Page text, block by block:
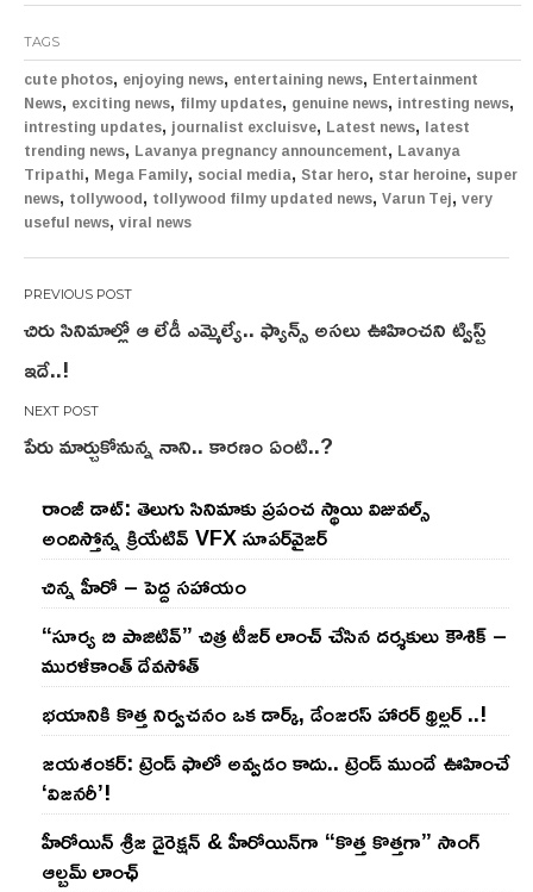
TAGS
cute photos, enjoying news, entertaining news, Entertainment
News, exciting news, filmy updates, genuine news, intresting news,
intresting updates, journalist excluisve, Latest news, latest
trending news, Lavanya pregnancy announcement, Lavanya
Tripathi, Mega Family, social media, Star hero, star heroine, super
news, tollywood, tollywood filmy updated news, Varun Tej, very
useful news, viral news
Post
navigation
చిరు సినిమాల్లో ఆ లేడీ ఎమ్మెల్యే.. ఫ్యాన్స్ అసలు ఊహించని ట్విస్ట్
ఇదే..!
పేరు మార్చుకోనున్న నాని.. కార‌ణం ఏంటి..?
రాంజీ డాట్: తెలుగు సినిమాకు ప్రపంచ స్థాయి విజువల్స్
అందిస్తోన్న క్రియేటివ్ VFX సూపర్‌వైజర్
చిన్న హీరో – పెద్ద సహాయం
“సూర్య బి పాజిటివ్” చిత్ర టీజర్ లాంచ్ చేసిన‌ దర్శకులు కౌశిక్ –
మురళీకాంత్ దేవసోత్
భయానికి కొత్త నిర్వచనం ఒక డార్క్, డేంజరస్ హారర్ థ్రిల్లర్ ..!
జయశంకర్: ట్రెండ్‌ ఫాలో అవ్వడం కాదు.. ట్రెండ్‌ ముందే ఊహించే
‘విజనరీ’!
హీరోయిన్ శ్రీజ డైరెక్ష‌న్ & హీరోయిన్‌గా “కొత్త కొత్తగా” సాంగ్
ఆల్బమ్ లాంఛ్